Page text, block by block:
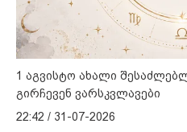
1 აგვისტო ახალი
გირჩევენ ვარსკვლავები
22:42 / 31-07-2026